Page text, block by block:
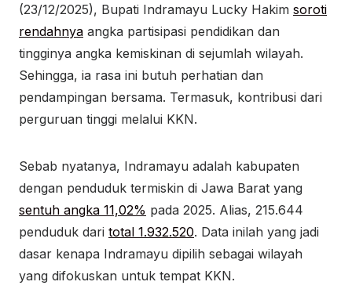
(23/12/2025), Bupati Indramayu Lucky Hakim soroti
rendahnya angka partisipasi pendidikan dan
tingginya angka kemiskinan di sejumlah wilayah.
Sehingga, ia rasa ini butuh perhatian dan
pendampingan bersama. Termasuk, kontribusi dari
perguruan tinggi melalui KKN.
Sebab nyatanya, Indramayu adalah kabupaten
dengan penduduk termiskin di Jawa Barat yang
sentuh angka 11,02% pada 2025. Alias, 215.644
penduduk dari total 1.932.520. Data inilah yang jadi
dasar kenapa Indramayu dipilih sebagai wilayah
yang difokuskan untuk tempat KKN.